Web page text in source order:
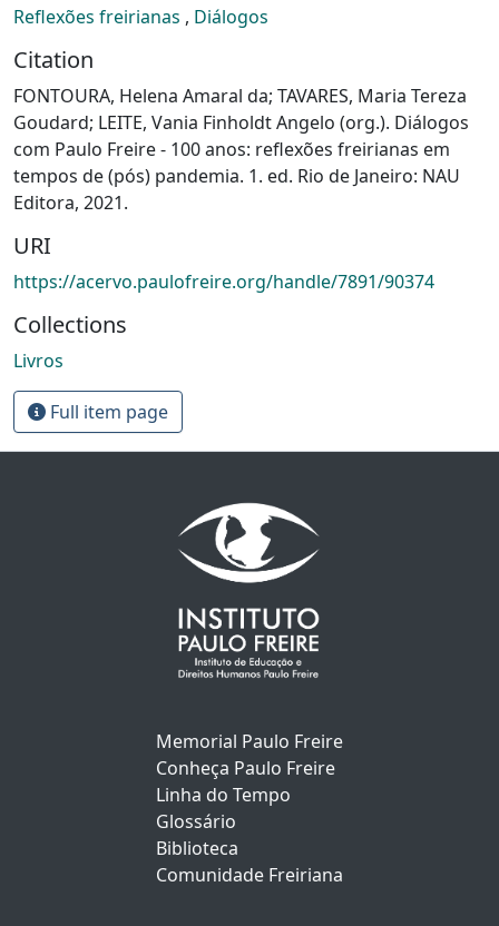
Reflexões freirianas , Diálogos
Citation
FONTOURA, Helena Amaral da; TAVARES, Maria Tereza
Goudard; LEITE, Vania Finholdt Angelo (org.). Diálogos
com Paulo Freire - 100 anos: reflexões freirianas em
tempos de (pós) pandemia. 1. ed. Rio de Janeiro: NAU
Editora, 2021.
URI
https://acervo.paulofreire.org/handle/7891/90374
Collections
Livros
Full item page
Memorial Paulo Freire
Conheça Paulo Freire
Linha do Tempo
Glossário
Biblioteca
Comunidade Freiriana